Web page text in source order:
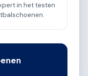
in het testen